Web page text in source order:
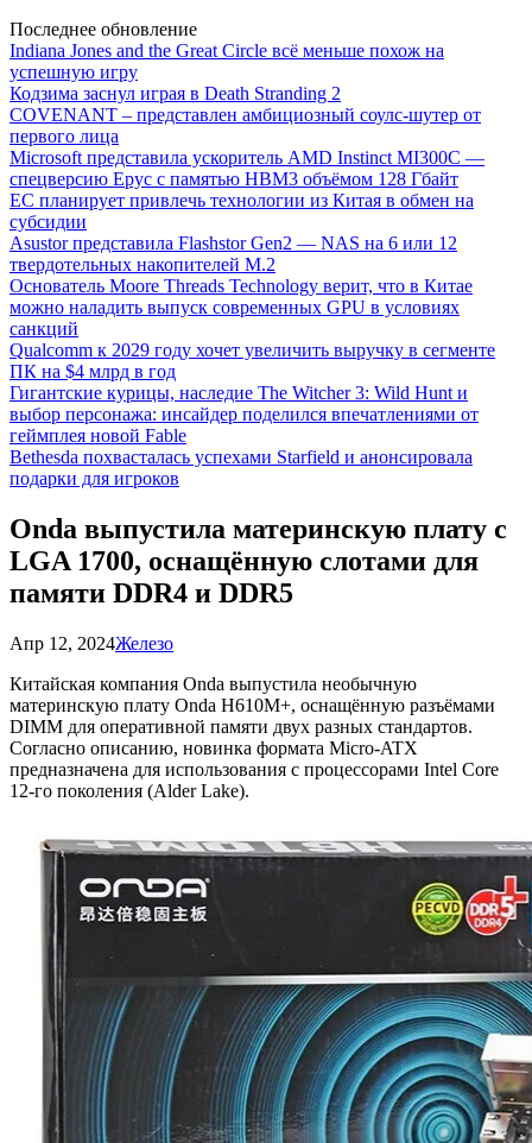
Последнее обновление
Indiana Jones and the Great Circle всё меньше похож на
успешную игру
Кодзима заснул играя в Death Stranding 2
COVENANT – представлен амбициозный соулс-шутер от
первого лица
Microsoft представила ускоритель AMD Instinct MI300C —
спецверсию Epyc с памятью HBM3 объёмом 128 Гбайт
ЕС планирует привлечь технологии из Китая в обмен на
субсидии
Asustor представила Flashstor Gen2 — NAS на 6 или 12
твердотельных накопителей M.2
Основатель Moore Threads Technology верит, что в Китае
можно наладить выпуск современных GPU в условиях
санкций
Qualcomm к 2029 году хочет увеличить выручку в сегменте
ПК на $4 млрд в год
Гигантские курицы, наследие The Witcher 3: Wild Hunt и
выбор персонажа: инсайдер поделился впечатлениями от
геймплея новой Fable
Bethesda похвасталась успехами Starfield и анонсировала
подарки для игроков
Onda выпустила материнскую плату с
LGA 1700, оснащённую слотами для
памяти DDR4 и DDR5
Апр 12, 2024Железо
Китайская компания Onda выпустила необычную
материнскую плату Onda H610M+, оснащённую разъёмами
DIMM для оперативной памяти двух разных стандартов.
Согласно описанию, новинка формата Micro-ATX
предназначена для использования с процессорами Intel Core
12-го поколения (Alder Lake).